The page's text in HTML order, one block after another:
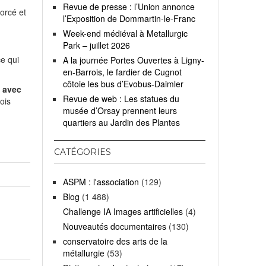
et
qui
avec
Revue de presse : l’Union annonce
l’Exposition de Dommartin-le-Franc
Week-end médiéval à Metallurgic
Park – juillet 2026
A la journée Portes Ouvertes à Ligny-
en-Barrois, le fardier de Cugnot
côtoie les bus d’Evobus-Daimler
Revue de web : Les statues du
musée d’Orsay prennent leurs
quartiers au Jardin des Plantes
CATÉGORIES
ASPM : l'association (129)
Blog (1 488)
Challenge IA Images artificielles (4)
Nouveautés documentaires (130)
conservatoire des arts de la
métallurgie (53)